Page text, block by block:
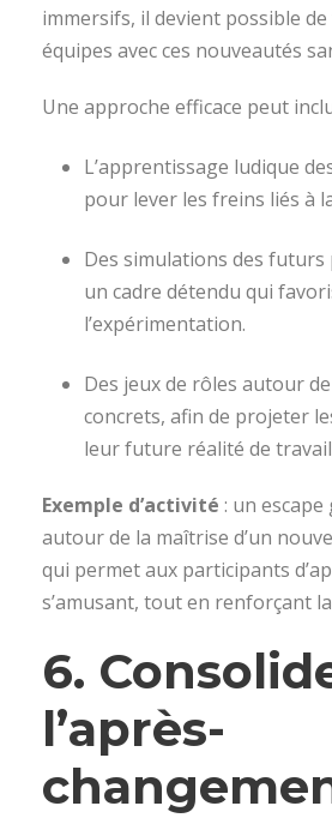
immersifs, il devient possible
équipes avec ces nouveautés
Une approche efficace peut
L’apprentissage ludique
pour lever les freins liés à
Des simulations des futurs
un cadre détendu qui
l’expérimentation.
Des jeux de rôles autour
concrets, afin de projeter
leur future réalité de
Exemple d’activité : un
autour de la maîtrise d’un
qui permet aux participants
s’amusant, tout en renforçant
6.
l’après-